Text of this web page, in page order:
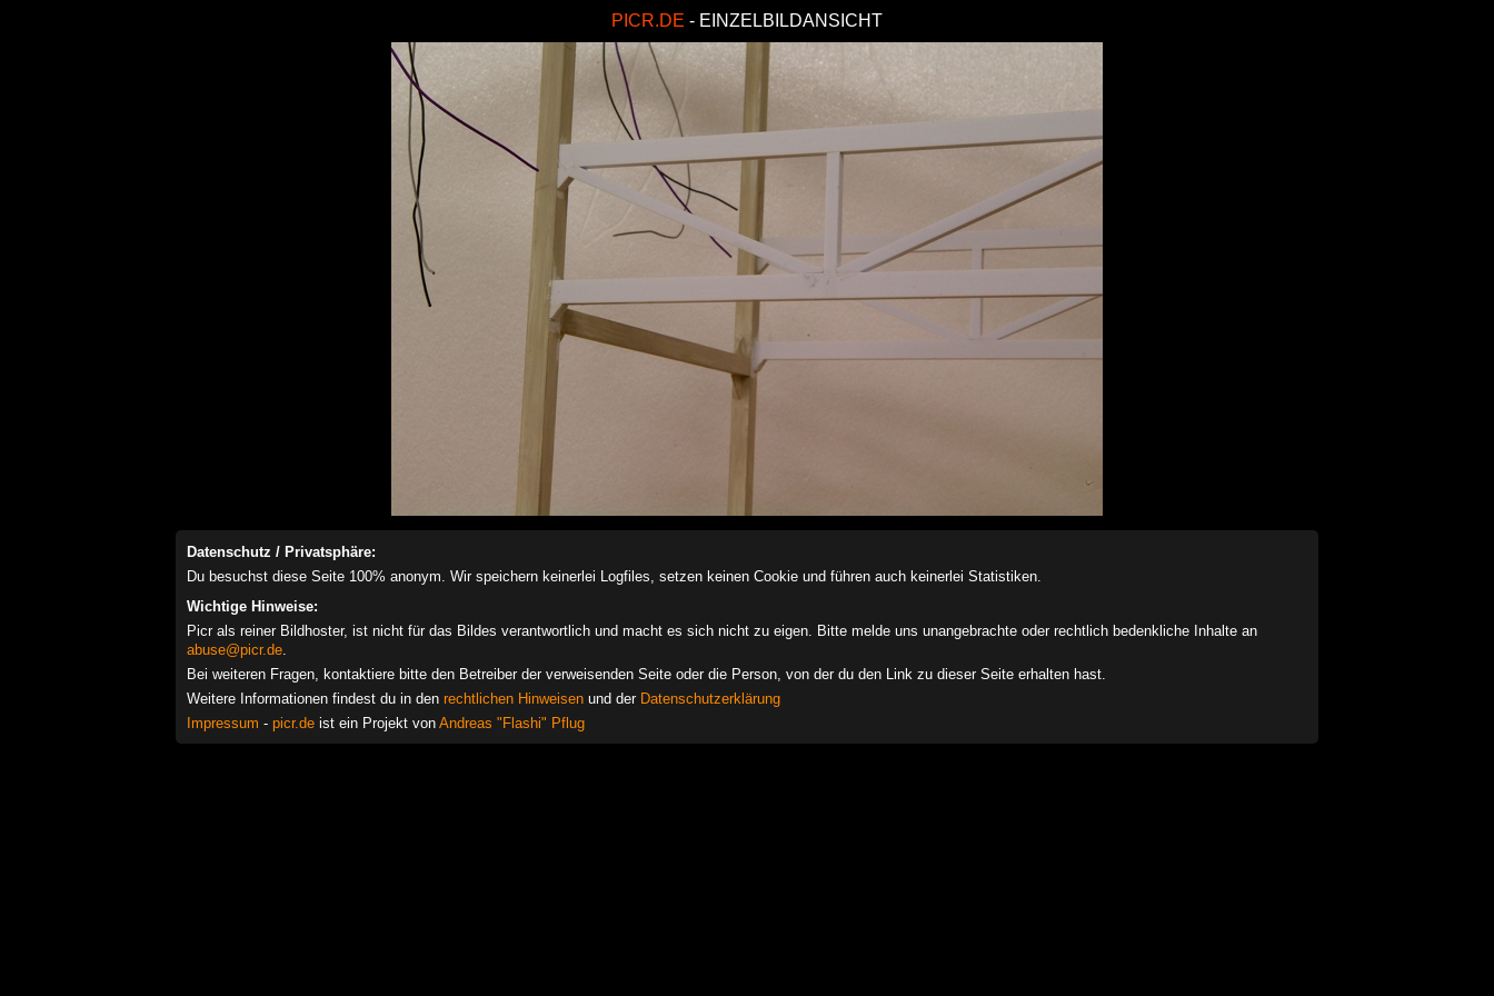
PICR.DE - EINZELBILDANSICHT
Datenschutz / Privatsphäre:
Du besuchst diese Seite 100% anonym. Wir speichern keinerlei Logfiles, setzen keinen Cookie und führen auch keinerlei Statistiken.
Wichtige Hinweise:
Picr als reiner Bildhoster, ist nicht für das Bildes verantwortlich und macht es sich nicht zu eigen. Bitte melde uns unangebrachte oder rechtlich bedenkliche Inhalte an
abuse@picr.de.
Bei weiteren Fragen, kontaktiere bitte den Betreiber der verweisenden Seite oder die Person, von der du den Link zu dieser Seite erhalten hast.
Weitere Informationen findest du in den rechtlichen Hinweisen und der Datenschutzerklärung
Impressum - picr.de ist ein Projekt von Andreas "Flashi" Pflug